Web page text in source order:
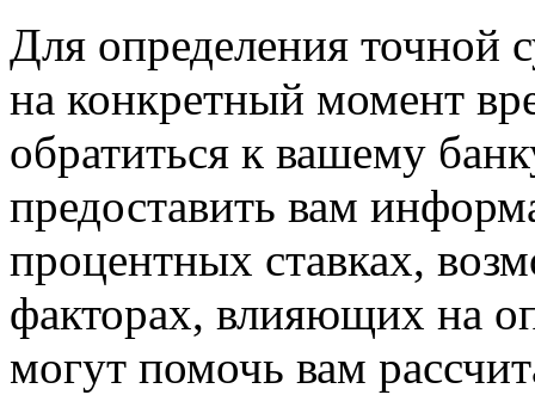
Для определения точной
на конкретный момент
обратиться к вашему
предоставить вам
процентных ставках,
факторах, влияющих на
могут помочь вам